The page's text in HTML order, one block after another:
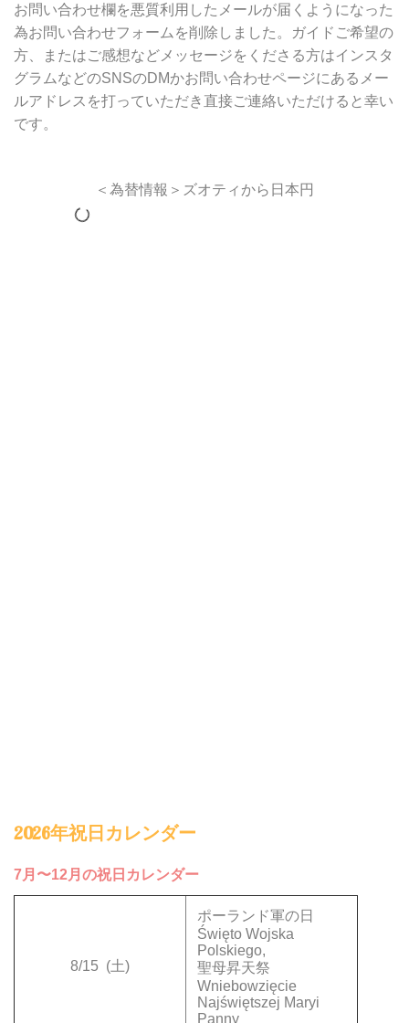
お問い合わせ欄を悪質利用したメールが届くようになった
為お問い合わせフォームを削除しました。ガイドご希望の
方、またはご感想などメッセージをくださる方はインスタ
グラムなどのSNSのDMかお問い合わせページにあるメー
ルアドレスを打っていただき直接ご連絡いただけると幸い
です。
＜為替情報＞ズオティから日本円
2026年祝日カレンダー
7月〜12月の祝日カレンダー
8/15 (土)
ポーランド軍の日
Święto Wojska
Polskiego,
聖母昇天祭
Wniebowzięcie
Najświętszej Maryi
Panny